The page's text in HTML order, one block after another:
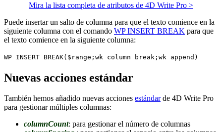
Mira la lista completa de atributos de 4D Write Pro >
Puede insertar un salto de columna para que el texto comience en la
siguiente columna con el comando WP INSERT BREAK para que
el texto comience en la siguiente columna:
WP INSERT BREAK( $range ; wk column break ; wk append )
Nuevas acciones estándar
También hemos añadido nuevas acciones estándarde 4D Write Pro
para gestionar múltiples columnas:
columnCount: para gestionar el número de columnas